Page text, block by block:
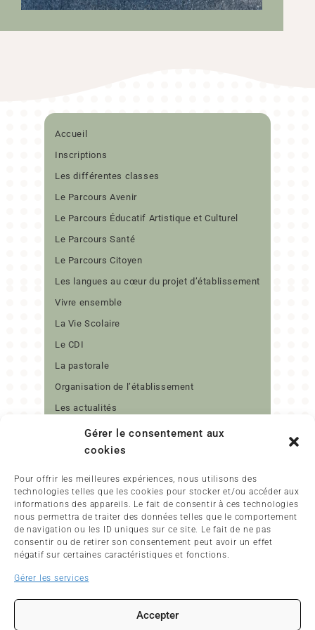
Gérer le consentement aux
cookies
Pour offrir les meilleures expériences, nous utilisons des
technologies telles que les cookies pour stocker et/ou accéder aux
informations des appareils. Le fait de consentir à ces technologies
nous permettra de traiter des données telles que le comportement
de navigation ou les ID uniques sur ce site. Le fait de ne pas
consentir ou de retirer son consentement peut avoir un effet
négatif sur certaines caractéristiques et fonctions.
Gérer les services
Accepter
Accueil
Inscriptions
Les différentes classes
Le Parcours Avenir
Le Parcours Éducatif Artistique et Culturel
Le Parcours Santé
Le Parcours Citoyen
Les langues au cœur du projet d’établissement
Vivre ensemble
La Vie Scolaire
Le CDI
La pastorale
Organisation de l’établissement
Les actualités
Contact
17 RUE DANTON